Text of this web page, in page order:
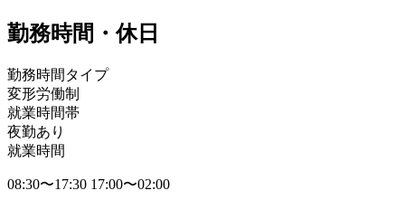
勤務時間・休日
勤務時間タイプ
変形労働制
就業時間帯
夜勤あり
就業時間
08:30〜17:30 17:00〜02:00